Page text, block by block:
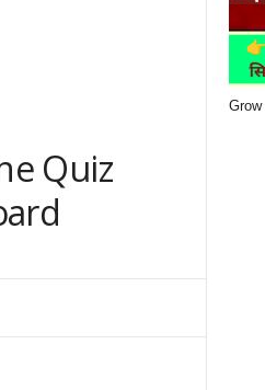
Quiz